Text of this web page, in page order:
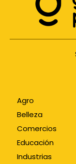
Agro
Belleza
Comercios
Educación
Industrias